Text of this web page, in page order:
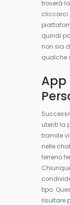
troverà
cliccarci
quindi
non sia
qualche
App
utenti la
tramite
nelle
terreno
tipo.
risultare